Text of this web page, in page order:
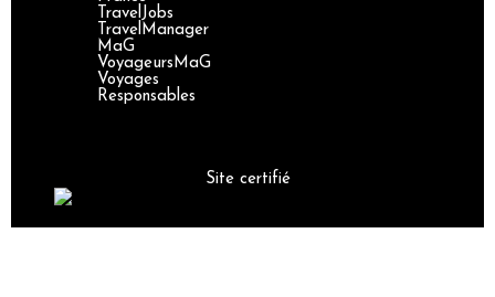
TravelJobs
TravelManager
MaG
VoyageursMaG
Voyages
Responsables
Site certifié